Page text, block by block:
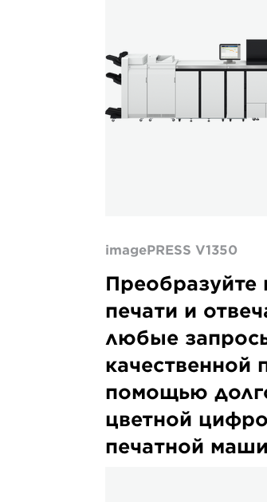
imagePRESS V1350
Преобразуйте
печати и
любые
качественной
помощью
цветной
печатной